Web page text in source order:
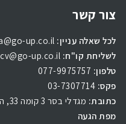
צור קשר
לכל שאלה עניין:
לשליחת קו"ח:
טלפון:
פקס:
כתובת: מגדלי בסר 3 קומה 33, הכינרת 9 בני ברק
מפת הגעה